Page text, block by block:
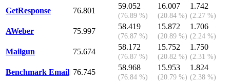
GetResponse 76.801
59.052
(76.89 %)
16.007
(20.84 %)
1.742
(2.27 %)
AWeber 75.997
58.419
(76.87 %)
15.872
(20.89 %)
1.706
(2.24 %)
Mailgun 75.674
58.172
(76.87 %)
15.752
(20.82 %)
1.750
(2.31 %)
Benchmark Email 76.745
58.968
(76.84 %)
15.953
(20.79 %)
1.824
(2.38 %)